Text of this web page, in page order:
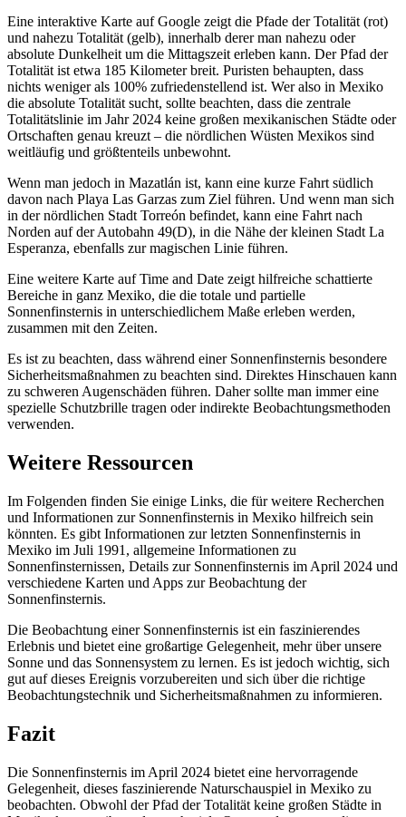
Eine interaktive Karte auf Google zeigt die Pfade der Totalität (rot)
und nahezu Totalität (gelb), innerhalb derer man nahezu oder
absolute Dunkelheit um die Mittagszeit erleben kann. Der Pfad der
Totalität ist etwa 185 Kilometer breit. Puristen behaupten, dass
nichts weniger als 100% zufriedenstellend ist. Wer also in Mexiko
die absolute Totalität sucht, sollte beachten, dass die zentrale
Totalitätslinie im Jahr 2024 keine großen mexikanischen Städte oder
Ortschaften genau kreuzt – die nördlichen Wüsten Mexikos sind
weitläufig und größtenteils unbewohnt.
Wenn man jedoch in Mazatlán ist, kann eine kurze Fahrt südlich
davon nach Playa Las Garzas zum Ziel führen. Und wenn man sich
in der nördlichen Stadt Torreón befindet, kann eine Fahrt nach
Norden auf der Autobahn 49(D), in die Nähe der kleinen Stadt La
Esperanza, ebenfalls zur magischen Linie führen.
Eine weitere Karte auf Time and Date zeigt hilfreiche schattierte
Bereiche in ganz Mexiko, die die totale und partielle
Sonnenfinsternis in unterschiedlichem Maße erleben werden,
zusammen mit den Zeiten.
Es ist zu beachten, dass während einer Sonnenfinsternis besondere
Sicherheitsmaßnahmen zu beachten sind. Direktes Hinschauen kann
zu schweren Augenschäden führen. Daher sollte man immer eine
spezielle Schutzbrille tragen oder indirekte Beobachtungsmethoden
verwenden.
Weitere Ressourcen
Im Folgenden finden Sie einige Links, die für weitere Recherchen
und Informationen zur Sonnenfinsternis in Mexiko hilfreich sein
könnten. Es gibt Informationen zur letzten Sonnenfinsternis in
Mexiko im Juli 1991, allgemeine Informationen zu
Sonnenfinsternissen, Details zur Sonnenfinsternis im April 2024 und
verschiedene Karten und Apps zur Beobachtung der
Sonnenfinsternis.
Die Beobachtung einer Sonnenfinsternis ist ein faszinierendes
Erlebnis und bietet eine großartige Gelegenheit, mehr über unsere
Sonne und das Sonnensystem zu lernen. Es ist jedoch wichtig, sich
gut auf dieses Ereignis vorzubereiten und sich über die richtige
Beobachtungstechnik und Sicherheitsmaßnahmen zu informieren.
Fazit
Die Sonnenfinsternis im April 2024 bietet eine hervorragende
Gelegenheit, dieses faszinierende Naturschauspiel in Mexiko zu
beobachten. Obwohl der Pfad der Totalität keine großen Städte in